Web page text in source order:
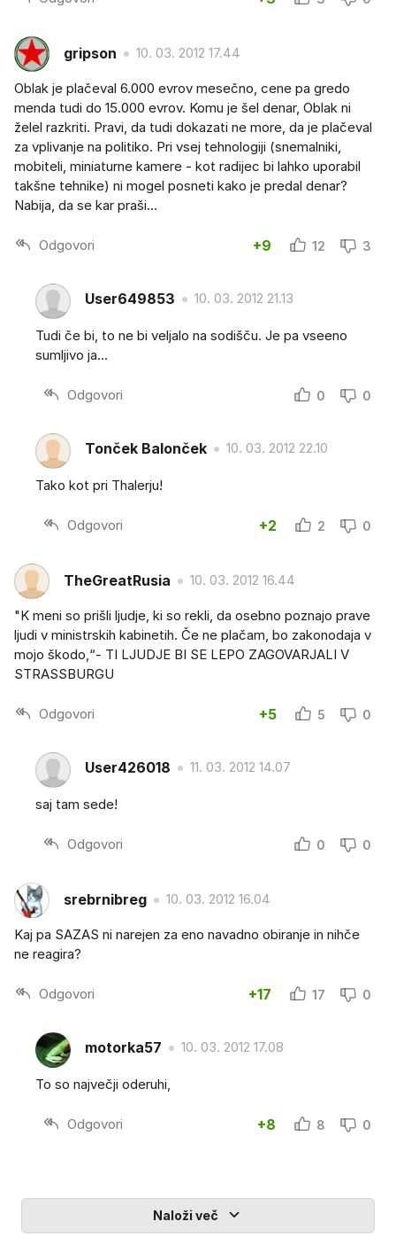
gripson 10. 03. 2012 17.44
Oblak je plačeval 6.000 evrov mesečno, cene pa gredo
menda tudi do 15.000 evrov. Komu je šel denar, Oblak ni
želel razkriti. Pravi, da tudi dokazati ne more, da je plačeval
za vplivanje na politiko. Pri vsej tehnologiji (snemalniki,
mobiteli, miniaturne kamere - kot radijec bi lahko uporabil
takšne tehnike) ni mogel posneti kako je predal denar?
Nabija, da se kar praši...
Odgovori +9 12 3
User649853 10. 03. 2012 21.13
Tudi če bi, to ne bi veljalo na sodišču. Je pa vseeno
sumljivo ja...
Odgovori 0 0
Tonček Balonček 10. 03. 2012 22.10
Tako kot pri Thalerju!
Odgovori +2 2 0
TheGreatRusia 10. 03. 2012 16.44
"K meni so prišli ljudje, ki so rekli, da osebno poznajo prave
ljudi v ministrskih kabinetih. Če ne plačam, bo zakonodaja v
mojo škodo,“- TI LJUDJE BI SE LEPO ZAGOVARJALI V
STRASSBURGU
Odgovori +5 5 0
User426018 11. 03. 2012 14.07
saj tam sede!
Odgovori 0 0
srebrnibreg 10. 03. 2012 16.04
Kaj pa SAZAS ni narejen za eno navadno obiranje in nihče
ne reagira?
Odgovori +17 17 0
motorka57 10. 03. 2012 17.08
To so največji oderuhi,
Odgovori +8 8 0
Naloži več